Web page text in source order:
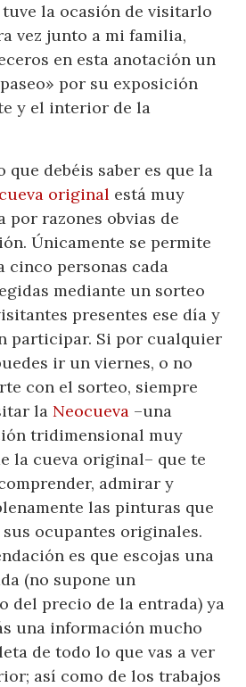
tuve la ocasión de visitarlo
vez junto a mi familia,
en esta anotación un
por su exposición
y el interior de la
que debéis saber es que la
original está muy
por razones obvias de
Únicamente se permite
cinco personas cada
mediante un sorteo
presentes ese día y
participar. Si por cualquier
ir un viernes, o no
con el sorteo, siempre
la Neocueva –una
tridimensional muy
la cueva original– que te
admirar y
las pinturas que
ocupantes originales.
es que escojas una
(no supone un
del precio de la entrada) ya
una información mucho
de todo lo que vas a ver
así como de los trabajos